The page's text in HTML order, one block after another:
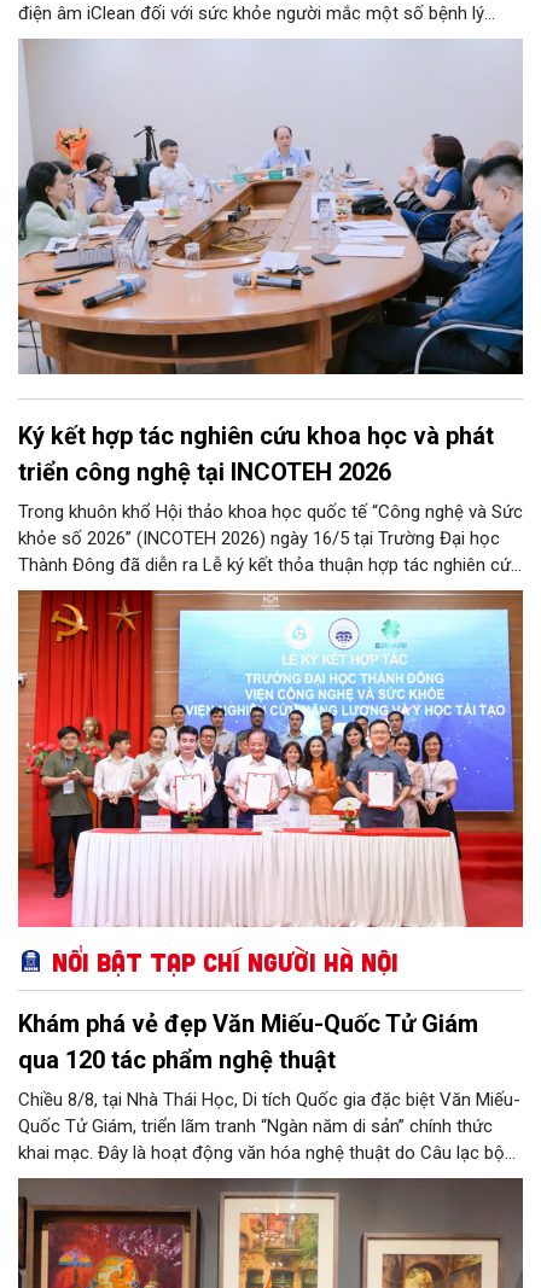
điện âm iClean đối với sức khỏe người mắc một số bệnh lý
mạn tính.
Ký kết hợp tác nghiên cứu khoa học và phát
triển công nghệ tại INCOTEH 2026
Trong khuôn khổ Hội thảo khoa học quốc tế “Công nghệ và Sức
khỏe số 2026” (INCOTEH 2026) ngày 16/5 tại Trường Đại học
Thành Đông đã diễn ra Lễ ký kết thỏa thuận hợp tác nghiên cứu
khoa học và phát triển công nghệ giữa Trường Đại học Thành
Đông, Viện Công nghệ và Sức khỏe và Viện Nghiên cứu Năng
lượng và Y học tái tạo.
Nổi bật Tạp chí Người Hà Nội
Khám phá vẻ đẹp Văn Miếu-Quốc Tử Giám
qua 120 tác phẩm nghệ thuật
Chiều 8/8, tại Nhà Thái Học, Di tích Quốc gia đặc biệt Văn Miếu-
Quốc Tử Giám, triển lãm tranh “Ngàn năm di sản” chính thức
khai mạc. Đây là hoạt động văn hóa nghệ thuật do Câu lạc bộ
Tôi Vẽ phối hợp cùng Trung tâm hoạt động Văn hóa Khoa học
Văn Miếu - Quốc Tử Giám tổ chức, chào mừng 950 năm Quốc
Tử Giám (1076-2026) và hướng tới kỷ niệm 81 năm Quốc khánh
nước Cộng hòa xã hội chủ nghĩa Việt Nam.